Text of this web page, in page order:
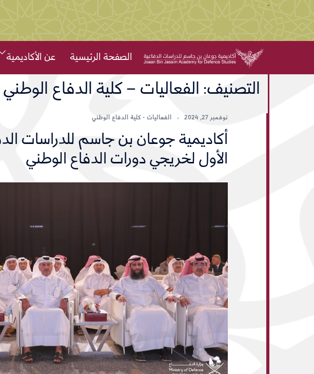
content
الصفحة الرئيسية عن الأكاديمية
التصنيف: الفعاليات – كلية الدفاع الوطني
نوفمبر 27, 2024 الفعاليات - كلية الدفاع الوطني
أكاديمية جوعان بن جاسم للدراسات
الأول لخريجي دورات الدفاع الوطني